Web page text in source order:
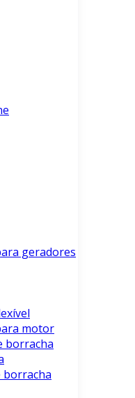
geradores
motor
borracha
borracha